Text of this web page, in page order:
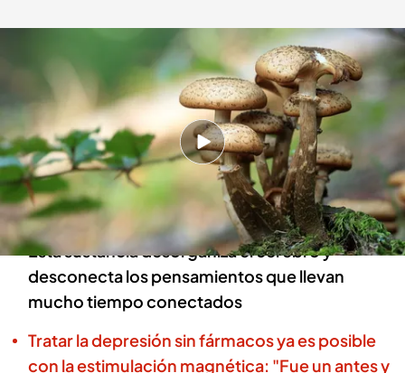
Así ayudan las setas alucinógenas a frenar la depresión o el alcoholismo
Redacción digital Noticias Cuatro
29 AGO 2024 - 20:57h.
Los efectos empiezan a la media hora de
ingerirla y consiste en una especie de viaje que
provoca alucinaciones
Esta sustancia desorganiza el cerebro y
desconecta los pensamientos que llevan
mucho tiempo conectados
Tratar la depresión sin fármacos ya es posible
con la estimulación magnética: "Fue un antes y